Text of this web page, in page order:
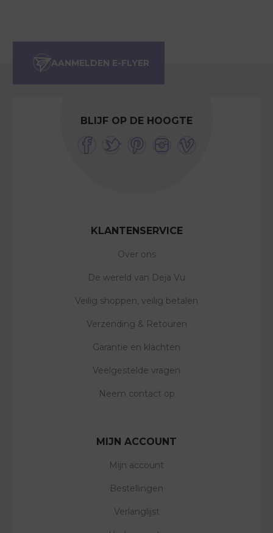
BLIJF OP DE HOOGTE
KLANTENSERVICE
Over ons
De wereld van Deja Vu
Veilig shoppen, veilig betalen
Verzending & Retouren
Garantie en klachten
Veelgestelde vragen
Neem contact op
MIJN ACCOUNT
Mijn account
Bestellingen
Verlanglijst